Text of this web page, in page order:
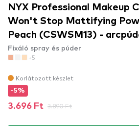
NYX Professional Makeup
Won't Stop Mattifying
Peach (CSWSM13) -
Fixáló spray és púder
+5
Korlátozott készlet
-5%
3.696 Ft 3.890 Ft